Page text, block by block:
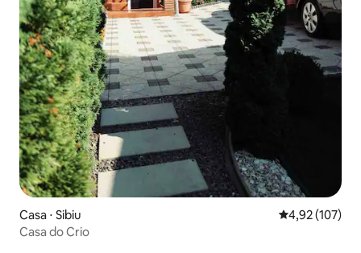
Casa ⋅ Sibiu 4,92 de uma
4,92 (107)
Casa do Crio